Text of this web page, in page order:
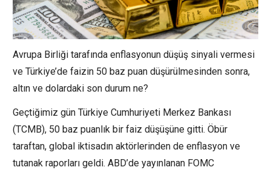
Avrupa Birliği tarafında enflasyonun düşüş sinyali vermesi
ve Türkiye’de faizin 50 baz puan düşürülmesinden sonra,
altın ve dolardaki son durum ne?
Geçtiğimiz gün Türkiye Cumhuriyeti Merkez Bankası
(TCMB), 50 baz puanlık bir faiz düşüşüne gitti. Öbür
taraftan, global iktisadın aktörlerinden de enflasyon ve
tutanak raporları geldi. ABD’de yayınlanan FOMC